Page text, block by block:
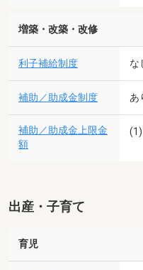
増築・改築・改修
利子補給制度 な
補助／助成金制度 あ
補助／助成金上限金
額
出産・子育て
育児